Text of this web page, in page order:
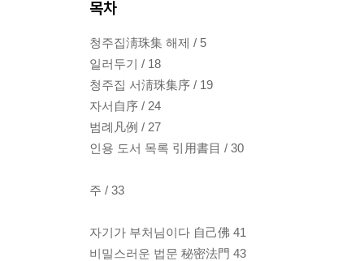
목차
청주집淸珠集 해제 / 5
일러두기 / 18
청주집 서淸珠集序 / 19
자서自序 / 24
범례凡例 / 27
인용 도서 목록 引用書目 / 30
주 / 33
자기가 부처님이다 自己佛 41
비밀스러운 법문 秘密法門 43